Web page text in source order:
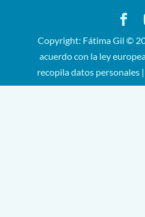
Copyright: Fátima Gil ©
acuerdo con la ley
recopila datos personales |